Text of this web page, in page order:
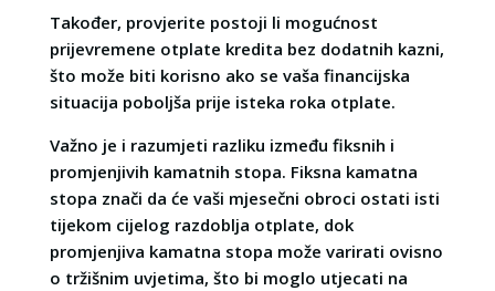
Također, provjerite postoji li mogućnost
prijevremene otplate kredita bez dodatnih kazni,
što može biti korisno ako se vaša financijska
situacija poboljša prije isteka roka otplate.
Važno je i razumjeti razliku između fiksnih i
promjenjivih kamatnih stopa. Fiksna kamatna
stopa znači da će vaši mjesečni obroci ostati isti
tijekom cijelog razdoblja otplate, dok
promjenjiva kamatna stopa može varirati ovisno
o tržišnim uvjetima, što bi moglo utjecati na